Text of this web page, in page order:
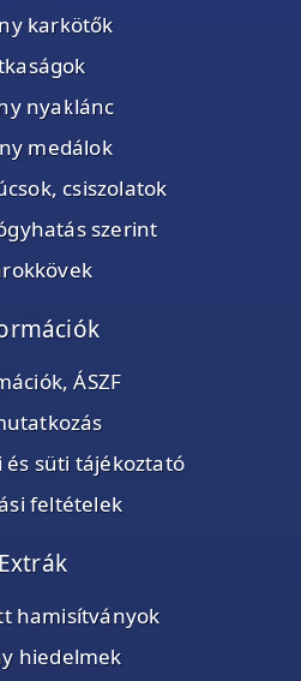
karkötők
nyaklánc
medálok
csiszolatok
szerint
ÁSZF
és süti tájékoztató
feltételek
Extrák
hamisítványok
hiedelmek